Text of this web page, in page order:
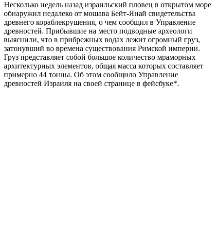
Несколько недель назад израильский пловец в открытом море
обнаружил недалеко от мошава Бейт-Янай свидетельства
древнего кораблекрушения, о чем сообщил в Управление
древностей. Прибывшие на место подводные археологи
выяснили, что в прибрежных водах лежит огромный груз,
затонувший во времена существования Римской империи.
Груз представляет собой большое количество мраморных
архитектурных элементов, общая масса которых составляет
примерно 44 тонны. Об этом сообщило Управление
древностей Израиля на своей странице в фейсбуке*.